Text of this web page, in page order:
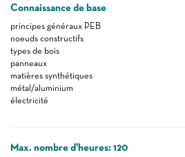
Connaissance de base
principes généraux PEB
noeuds constructifs
types de bois
panneaux
matières synthétiques
métal/aluminium
électricité
Max. nombre d'heures: 120